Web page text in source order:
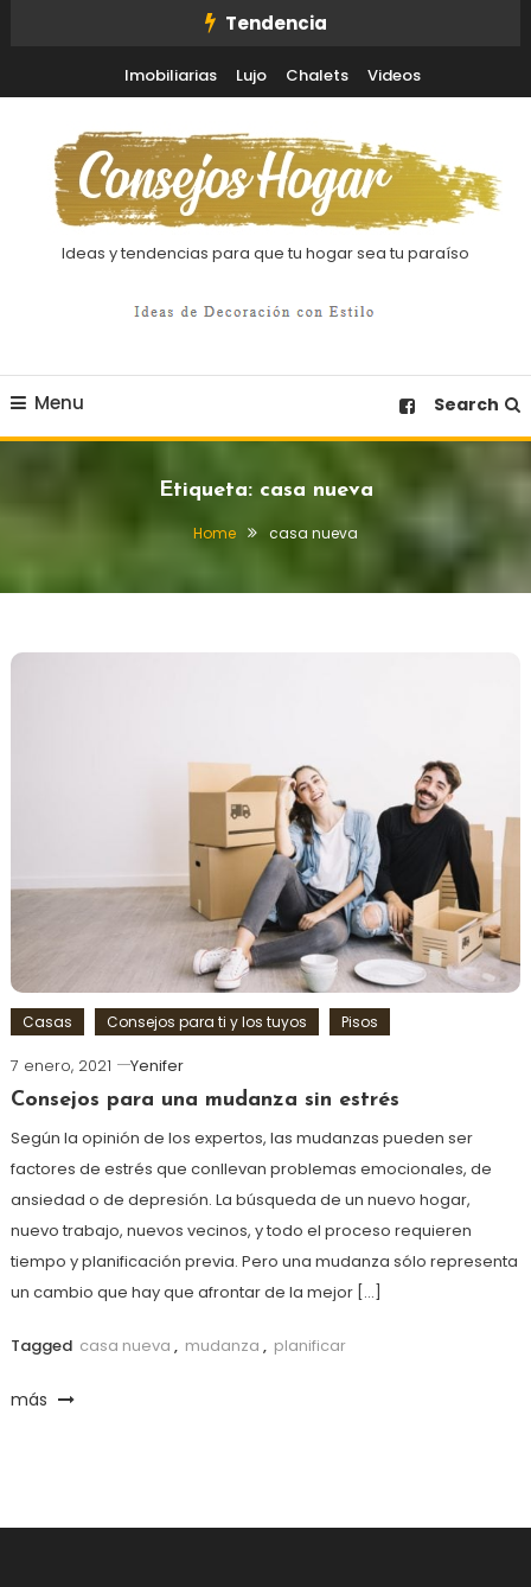
Tendencia
Imobiliarias Lujo Chalets Videos
Ideas y tendencias para que tu hogar sea tu paraíso
Menu Search
Etiqueta: casa nueva
Home casa nueva
Casas Consejos para ti y los tuyos Pisos
7 enero, 2021
Yenifer
Consejos para una mudanza sin estrés
Según la opinión de los expertos, las mudanzas pueden ser
factores de estrés que conllevan problemas emocionales, de
ansiedad o de depresión. La búsqueda de un nuevo hogar,
nuevo trabajo, nuevos vecinos, y todo el proceso requieren
tiempo y planificación previa. Pero una mudanza sólo representa
un cambio que hay que afrontar de la mejor […]
Tagged casa nueva , mudanza , planificar
más